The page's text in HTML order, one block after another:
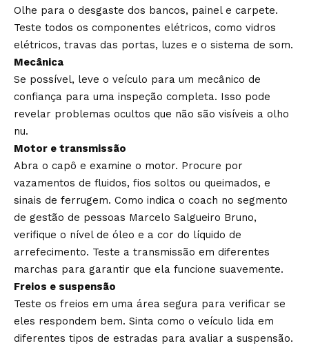
Olhe para o desgaste dos bancos, painel e carpete.
Teste todos os componentes elétricos, como vidros
elétricos, travas das portas, luzes e o sistema de som.
Mecânica
Se possível, leve o veículo para um mecânico de
confiança para uma inspeção completa. Isso pode
revelar problemas ocultos que não são visíveis a olho
nu.
Motor e transmissão
Abra o capô e examine o motor. Procure por
vazamentos de fluidos, fios soltos ou queimados, e
sinais de ferrugem. Como indica o coach no segmento
de gestão de pessoas Marcelo Salgueiro Bruno,
verifique o nível de óleo e a cor do líquido de
arrefecimento. Teste a transmissão em diferentes
marchas para garantir que ela funcione suavemente.
Freios e suspensão
Teste os freios em uma área segura para verificar se
eles respondem bem. Sinta como o veículo lida em
diferentes tipos de estradas para avaliar a suspensão.